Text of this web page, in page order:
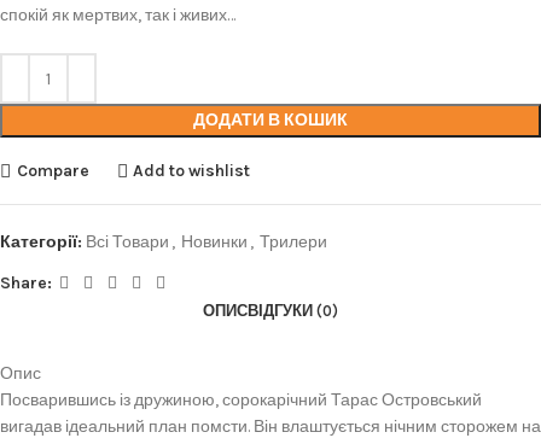
спокій як мертвих, так і живих…
ДОДАТИ В КОШИК
Compare Add to wishlist
Категорії: Всі Товари , Новинки , Трилери
Share:
ОПИСВІДГУКИ (0)
Опис
Посварившись із дружиною, сорокарічний Тарас Островський
вигадав ідеальний план помсти. Він влаштується нічним сторожем на